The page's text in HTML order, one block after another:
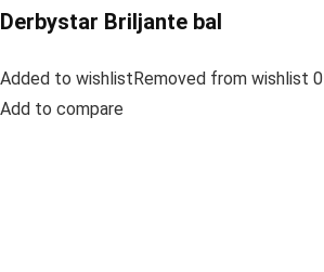
Derbystar Briljante bal
Added to wishlistRemoved from wishlist 0
Add to compare